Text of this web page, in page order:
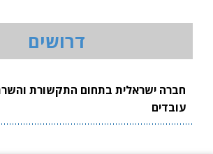
דרושים
חברה ישראלית בתחום התקשורת
עובדים